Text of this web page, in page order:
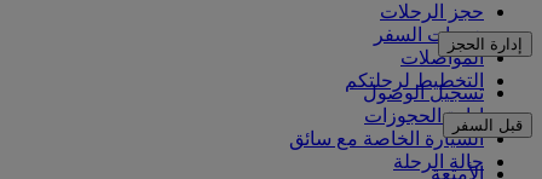
حجز الرحلات
خدمات السفر
المواصلات
التخطيط لرحلتكم
إدارة الحجز
تسجيل الوصول
إدارة الحجوزات
السيارة الخاصة مع سائق
حالة الرحلة
قبل السفر
الأمتعة